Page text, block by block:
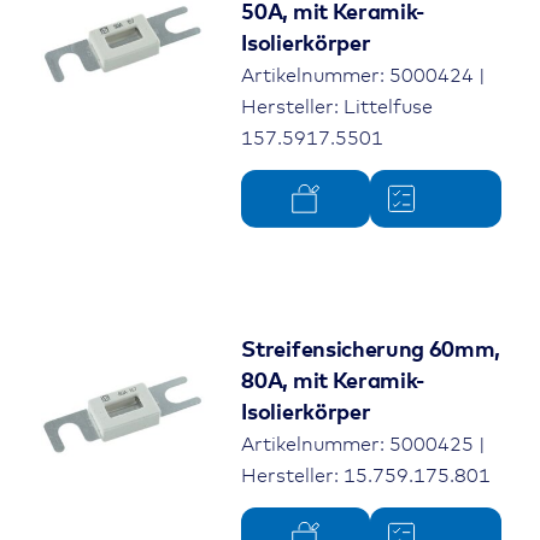
50A, mit Keramik-
Isolierkörper
Artikelnummer: 5000424 |
Hersteller: Littelfuse
157.5917.5501
Streifensicherung 60mm,
80A, mit Keramik-
Isolierkörper
Artikelnummer: 5000425 |
Hersteller: 15.759.175.801